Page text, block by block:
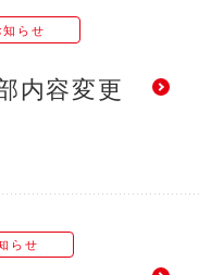
知らせ
内容変更
らせ